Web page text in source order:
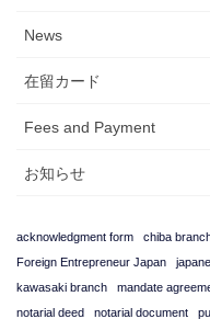
News
在留カード
Fees and Payment
お知らせ
acknowledgment form chiba
Foreign Entrepreneur Japan
kawasaki branch
mandate
notarial deed
notarial document